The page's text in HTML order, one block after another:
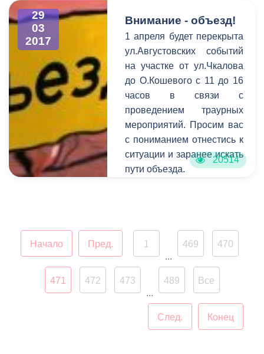
г.Владикавказа мест
размещения торгово-
остановочных комплексов
в свободной форме с
указанием вида
деятельности и
приложением фотографий
предлагаемого места.
29
03
2017
Внимание - объезд!
1 апреля будет перекрыта
ул.Августовских событий
на участке от ул.Чкалова
до О.Кошевого с 11 до 16
часов в связи с
проведением траурных
мероприятий. Просим вас
с пониманием отнестись к
ситуации и заранее искать
пути объезда.
своевременно сообщать
информацию о
планируемом перекрытии
Смысл этого оповещения
состоит в том, чтобы АМС
г. Владикавказ имела
возможность
20514
Начало Пред.
1
...
469 470
471 472
473
...
489 Все
Конец
След.